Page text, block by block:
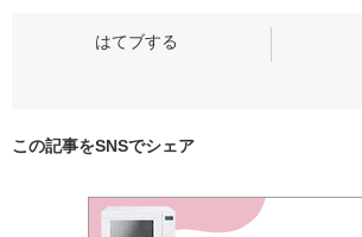
この記事をSNSでシェア